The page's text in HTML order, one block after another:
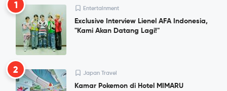
1 Entertainment
Exclusive Interview Lienel AFA Indonesia,
"Kami Akan Datang Lagi!"
2 Japan Travel
Kamar Pokemon di Hotel MIMARU